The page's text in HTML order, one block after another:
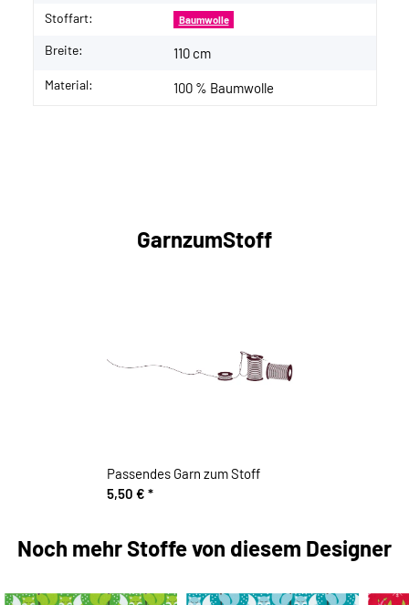
Stoffart: Baumwolle
Breite: 110 cm
Material: 100 % Baumwolle
GarnzumStoff
Passendes Garn zum Stoff
5,50 € *
Noch mehr Stoffe von diesem Designer